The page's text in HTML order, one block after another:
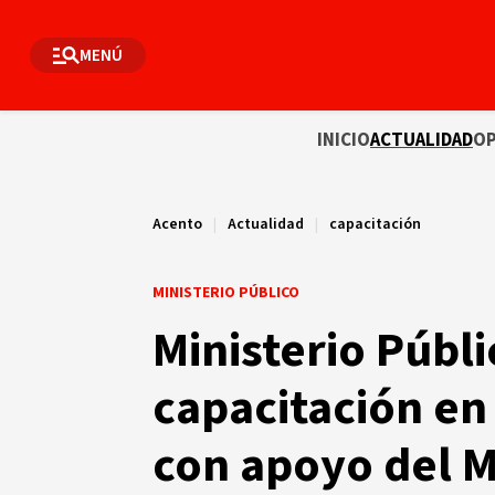
MENÚ
INICIOACTUALIDAD
Acento | Actualidad | capacitación
MINISTERIO PÚBLICO
Ministerio
capacitación
con apoyo del